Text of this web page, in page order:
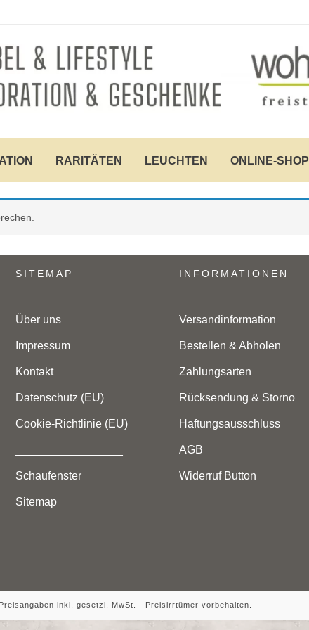
RARITÄTEN LEUCHTEN ONLINE-SHOP
SITEMAP
Über uns
Impressum
Kontakt
Datenschutz (EU)
Cookie-Richtlinie (EU)
Schaufenster
Sitemap
INFORMATIONEN
Versandinformation
Bestellen & Abholen
Zahlungsarten
Rücksendung & Storno
Haftungsausschluss
AGB
Widerruf Button
inkl. gesetzl. MwSt. - Preisirrtümer vorbehalten.